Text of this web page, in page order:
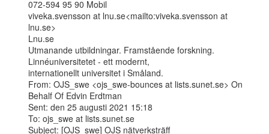
072-594 95 90 Mobil
viveka.svensson at lnu.se<mailto:viveka.svensson at
lnu.se>
Lnu.se
Utmanande utbildningar. Framstående forskning.
Linnéuniversitetet - ett modernt,
internationellt universitet i Småland.
From: OJS_swe <ojs_swe-bounces at lists.sunet.se> On
Behalf Of Edvin Erdtman
Sent: den 25 augusti 2021 15:18
To: ojs_swe at lists.sunet.se
Subject: [OJS_swe] OJS nätverksträff